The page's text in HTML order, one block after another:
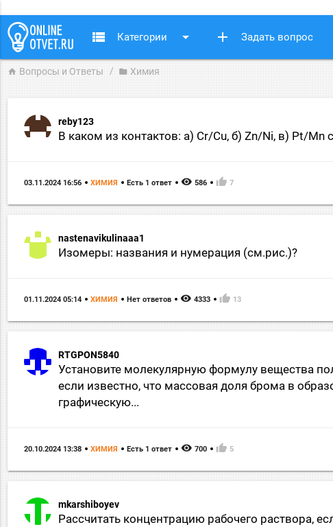
view_list Категории arrow_drop_down add Задать вопрос
home Вопросы и Ответы folder Химия
reby123
В каком из контактов: а) Cr/Cu, б) Zn/Ni, в) Pt/
03.11.2024 16:56 ХИМИЯ Есть 1 ответ remove_red_eye 586 thumb_up 7
nastenavikulinaaa1
Изомеры: названия и нумерация (см.рис.)?
01.11.2024 05:14 ХИМИЯ Нет ответов remove_red_eye 4333 thumb_up 13
RTGPON5840
Установите молекулярную формулу вещества
если известно, что массовая доля брома в
графическую...
20.10.2024 13:38 ХИМИЯ Есть 1 ответ remove_red_eye 700 thumb_up 5
mkarshiboyev
Рассчитать концентрацию рабочего раствора,